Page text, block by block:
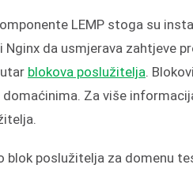
LEMP stoga su
da usmjerava zahtjeve
blokova poslužitelja.
Za više
blok poslužitelja za domenu